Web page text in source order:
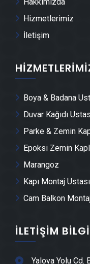
Osmangazi
Osmangazi Dış
Osmangazi
Osmangazi
Osmangazi Cam
Osmangazi Ayna
Osmangazi
Hizmetlerimiz
İletişim
Boya & Badana
Duvar Kağıdı
Parke & Zemin
Epoksi Zemin
Marangoz
Kapı Montaj Ustası
Cam Balkon
İLETIŞIM
Yalova Yolu Cd.